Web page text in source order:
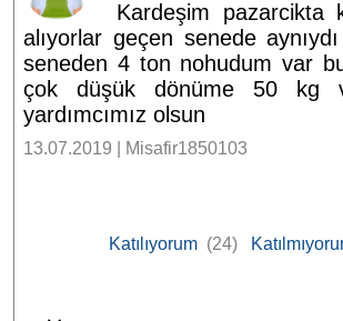
Kardeşim pazarcikta
alıyorlar geçen senede
seneden 4 ton nohudum var
çok düşük dönüme 50 kg
yardımcımız olsun
13.07.2019 | Misafir1850103
Katılıyorum(24)